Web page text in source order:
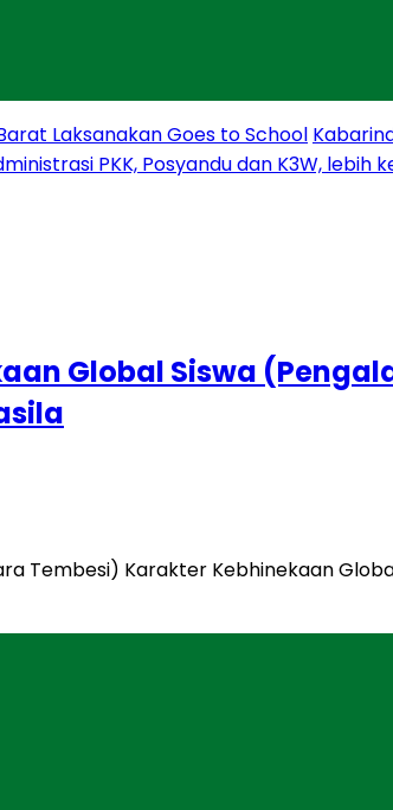
Laksanakan Goes to School
PKK, Posyandu dan K3W,
Global Siswa
Tembesi) Karakter Kebhinekaan